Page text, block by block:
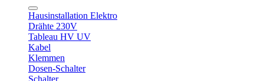
Hausinstallation Elektro
Drähte 230V
Tableau HV UV
Kabel
Klemmen
Dosen-Schalter
Schalter